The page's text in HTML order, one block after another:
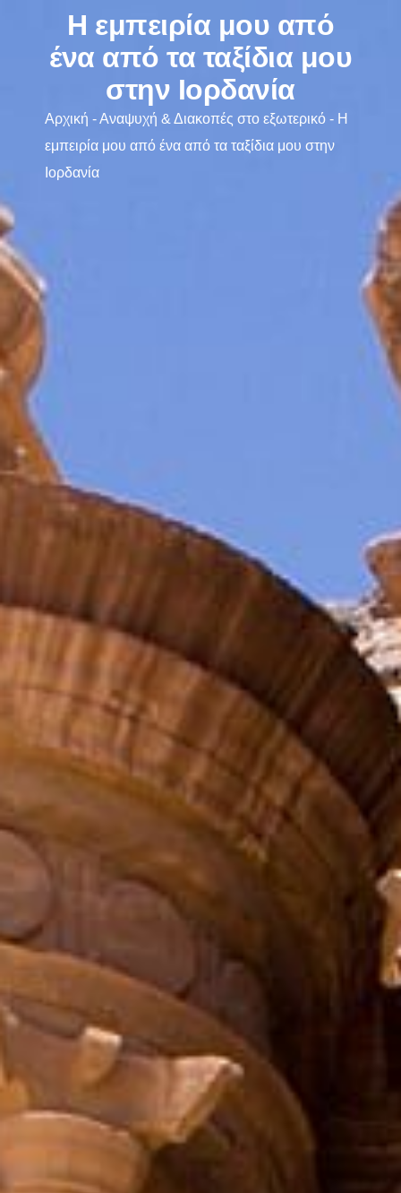
H εμπειρία μου από
ένα από τα ταξίδια μου
στην Ιορδανία
Αρχική -Αναψυχή & Διακοπές στο εξωτερικό - H
εμπειρία μου από ένα από τα ταξίδια μου στην
Ιορδανία